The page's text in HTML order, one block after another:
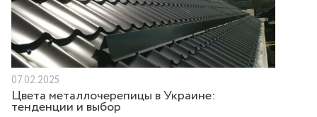
07.02.2025
Цвета металлочерепицы в Украине:
тенденции и выбор